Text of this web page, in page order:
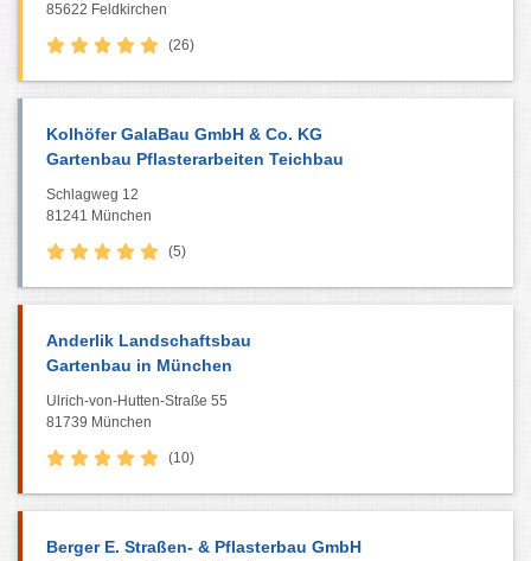
85622 Feldkirchen
(26)
Kolhöfer GalaBau GmbH & Co. KG
Gartenbau Pflasterarbeiten Teichbau
Schlagweg 12
81241 München
(5)
Anderlik Landschaftsbau
Gartenbau in München
Ulrich-von-Hutten-Straße 55
81739 München
(10)
Berger E. Straßen- & Pflasterbau GmbH